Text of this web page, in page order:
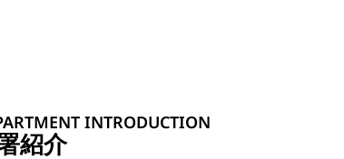
INTRODUCTION
紹介